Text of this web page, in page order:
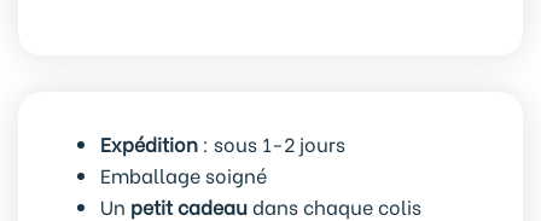
Coeur Expédition : sous 1-2 jours
Emballage soigné
Un petit cadeaudans chaque colis